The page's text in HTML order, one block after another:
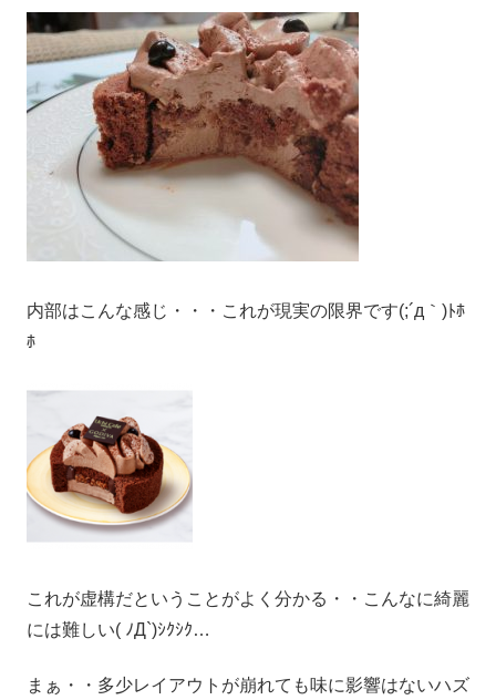
内部はこんな感じ・・・これが現実の限界です(;´д｀)ﾄﾎ
ﾎ
これが虚構だということがよく分かる・・こんなに綺麗
には難しい( ﾉД`)ｼｸｼｸ…
まぁ・・多少レイアウトが崩れても味に影響はないハズ